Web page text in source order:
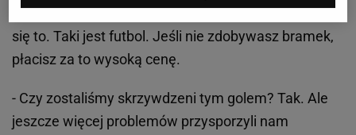
gola od początkumeczu, ale niestety nie udało nam
się to. Taki jest futbol. Jeśli nie zdobywasz bramek,
płacisz za to wysoką cenę.
- Czy zostaliśmy skrzywdzeni tym golem? Tak. Ale
jeszcze więcej problemów przysporzyli nam